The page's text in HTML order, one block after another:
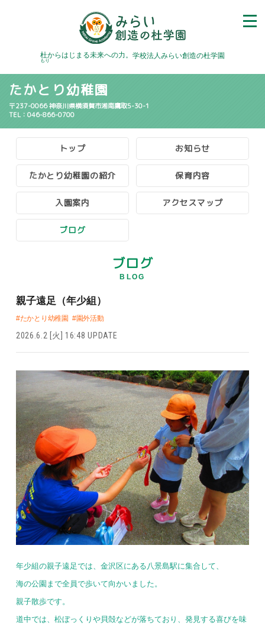
杜
もり
からはじまる未来への力。 学校法人みらい創造の杜学園
たかとり幼稚園
〒237-0066 神奈川県横須賀市湘南鷹取5-30-1
TEL：046-866-0700
トップ お知らせ
たかとり幼稚園の紹介 保育内容
入園案内 アクセスマップ
ブログ
ブログ
BLOG
親子遠足（年少組）
#たかとり幼稚園 #園外活動
2026.6.2 [火] 16:48 UPDATE
年少組の親子遠足では、金沢区にある八景島駅に集合して、
海の公園まで全員で歩いて向かいました。
親子散歩です。
道中では、松ぼっくりや貝殻などが落ちており、発見する喜びを味